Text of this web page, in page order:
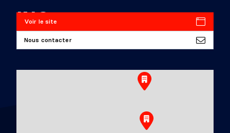
Voir le site
Nous contacter